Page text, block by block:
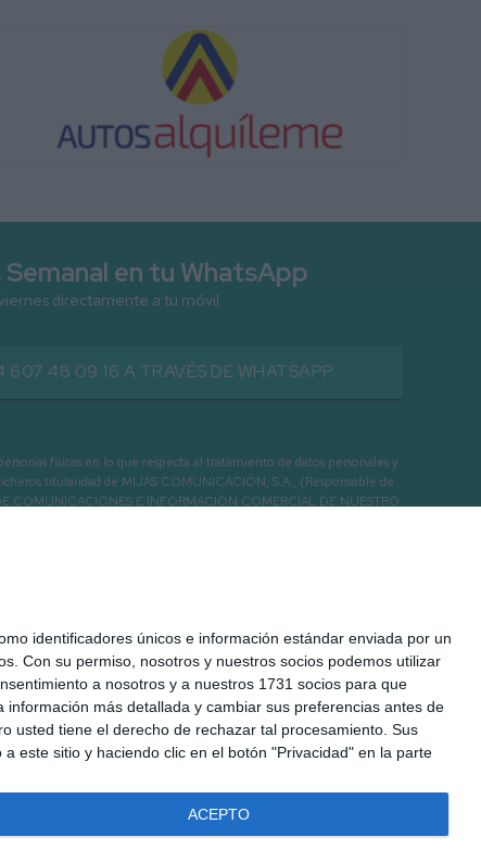
identificadores únicos e información estándar enviada por un
Con su permiso, nosotros y nuestros socios podemos utilizar
a nosotros y a nuestros 1731 socios para que
más detallada y cambiar sus preferencias antes de
usted tiene el derecho de rechazar tal procesamiento. Sus
este sitio y haciendo clic en el botón "Privacidad" en la parte
ACEPTO
Semanal en tu WhatsApp
directamente a tu móvil
607 48 09 16 A TRAVÉS DE WHATSAPP
físicas en lo que respecta al tratamiento de datos personales y
titularidad de MIJAS COMUNICACIÓN, S.A., (Responsable de
COMUNICACIONES E INFORMACIÓN COMERCIAL DE NUESTRO
Seguridad Protección de datos